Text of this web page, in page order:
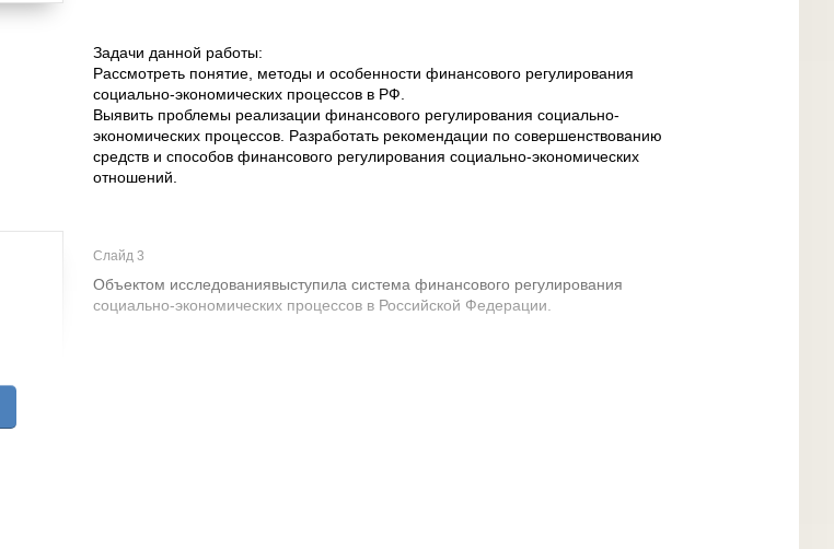
Задачи данной работы:
Рассмотреть понятие, методы и особенности финансового регулирования
социально-экономических процессов в РФ.
Выявить проблемы реализации финансового регулирования социально-
экономических процессов. Разработать рекомендации по совершенствованию
средств и способов финансового регулирования социально-экономических
отношений.
Слайд 3
Объектом исследованиявыступила система финансового регулирования
социально-экономических процессов в Российской Федерации.